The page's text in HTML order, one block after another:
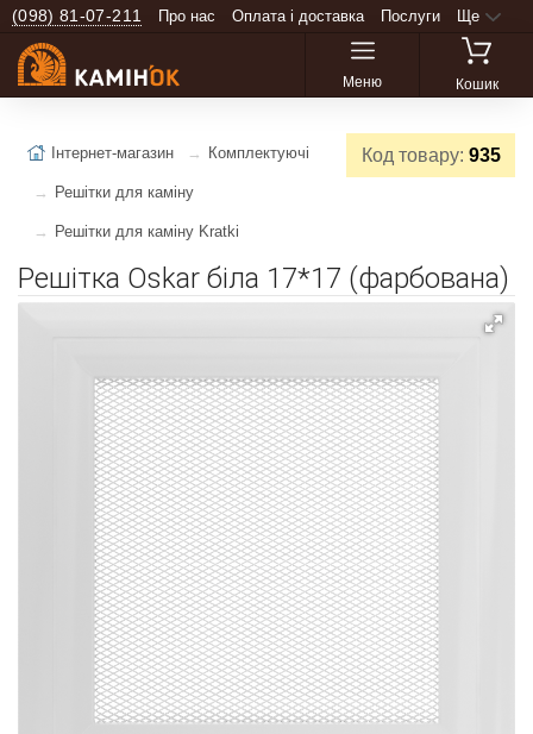
(098) 81-07-211 Про нас Оплата і доставка Послуги Ще
Меню Кошик
Код товару: 935
Інтернет-магазин Комплектуючі
Решітки для каміну
Решітки для каміну Kratki
Решітка Oskar біла 17*17 (фарбована)